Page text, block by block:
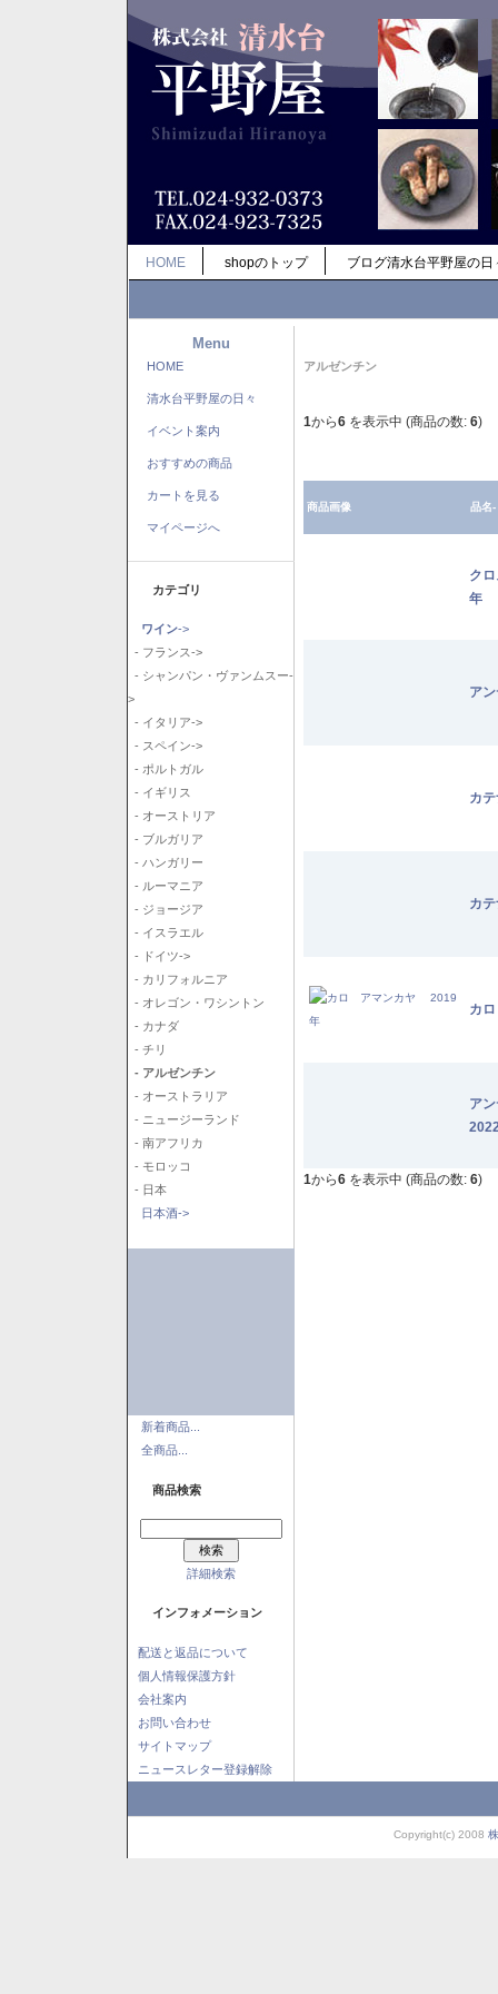
HOME shopのトップ ブログ清水台平野屋の日
Menu
HOME
清水台平野屋の日々
イベント案内
おすすめの商品
カートを見る
マイページへ
カテゴリ
ワイン->
- フランス->
- シャンパン・ヴァンムスー-
>
- イタリア->
- スペイン->
- ポルトガル
- イギリス
- オーストリア
- ブルガリア
- ハンガリー
- ルーマニア
- ジョージア
- イスラエル
- ドイツ->
- カリフォルニア
- オレゴン・ワシントン
- カナダ
- チリ
- アルゼンチン
- オーストラリア
- ニュージーランド
- 南アフリカ
- モロッコ
- 日本
日本酒->
新着商品...
全商品...
商品検索
詳細検索
インフォメーション
配送と返品について
個人情報保護方針
会社案内
お問い合わせ
サイトマップ
ニュースレター登録解除
アルゼンチン
1から6 を表示中 (商品の数: 6)
商品画像 品名-
ク
年
ア
カ
カ
カ
ア
1から6 を表示中 (商品の数: 6)
Copyright(c) 2008